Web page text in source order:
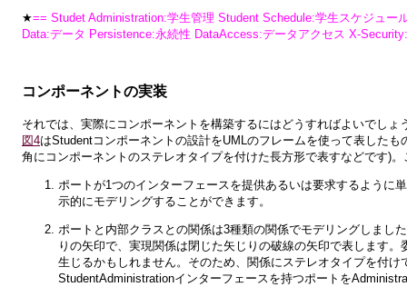
★== Studet Administration:学生管理 Student Schedule:学生スケジュ
Data:データ Persistence:永続性 DataAccess:データアクセス X-
コンポーネントの実装
それでは、実際にコンポーネントを構築するにはどうすればよいでし
図4はStudentコンポーネントの設計をUMLのフレームを使って表した
角にコンポーネントのステレオタイプを付けた長方形で表すなどです)
ポートが1つのインターフェースを提供あるいは要求するように
示的にモデリングすることができます。
ポートと内部クラスとの関係は3種類の関係でモデリングしまし
りの矢印で、実現関係は閉じた矢じりの破線の矢印で表します
生じるかもしれません。そのため、関係にステレオタイプを付
StudentAdministrationインターフェースを持つポートを